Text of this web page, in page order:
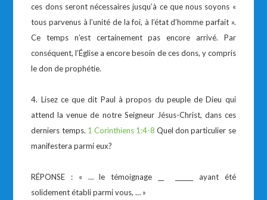
ces dons seront nécessaires jusqu’à ce que nous soyons «
tous parvenus à l’unité de la foi, à l’état d’homme parfait ».
Ce temps n’est certainement pas encore arrivé. Par
conséquent, l’Église a encore besoin de ces dons, y compris
le don de prophétie.
4. Lisez ce que dit Paul à propos du peuple de Dieu qui
attend la venue de notre Seigneur Jésus-Christ, dans ces
derniers temps. 1 Corinthiens 1:4-8 Quel don particulier se
manifestera parmi eux?
RÉPONSE : « … le témoignage __ ______ ayant été
solidement établi parmi vous, … »